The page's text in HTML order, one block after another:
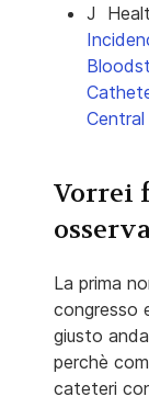
J
Vorrei
La prima
congresso
giusto
perchè
cateteri